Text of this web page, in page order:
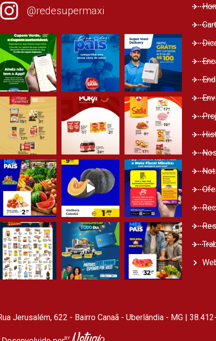
@redesupermaxi
Jerusalém, 622 - Bairro Canaã - Uberlândia - MG |